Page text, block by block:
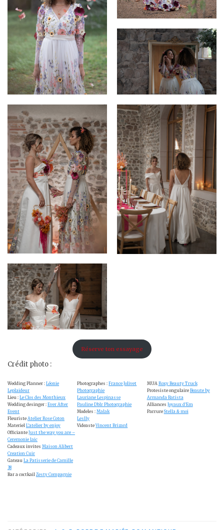
Réserve ton essayage
Crédit photo :
Wedding Planner : Léonie
Leplaideur
Lieu : Le Clos des Monthieux
Wedding desinger : Ever After
Event
Fleuriste Atelier Rose Coton
Materiel L’atelier by enjoy
Officiante Just the way you are –
Ceremonie laic
Cadeaux invites Maison Alibert
Creation Cuir
Gateau La Patisserie de Camille
38
Bar a coctkail Zesty Compagnie
Photographes :France Jolivet
Photographie
Lauriane Lespinasse
Pauline Dblr Photographie
Modeles :Malak
Leslly
VideasteVincent Brizard
MUA Roxy Beauty Truck
Protesiste ongulaire Beaute by
Armanda Batista
Alliances Joyaux d’Em
Parrure Stella & moi